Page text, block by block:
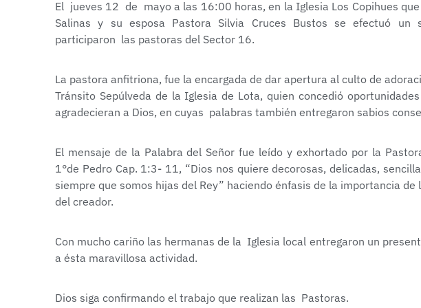
El jueves 12 de mayo a las 16:00 horas, en la Iglesia Los Copihues
Salinas y su esposa Pastora Silvia Cruces Bustos se efectuó un
participaron las pastoras del Sector 16.
La pastora anfitriona, fue la encargada de dar apertura al culto de
Tránsito Sepúlveda de la Iglesia de Lota, quien concedió
agradecieran a Dios, en cuyas palabras también entregaron sabios
El mensaje de la Palabra del Señor fue leído y exhortado por la
1°de Pedro Cap. 1:3- 11, “Dios nos quiere decorosas, delicadas,
siempre que somos hijas del Rey” haciendo énfasis de la importancia
del creador.
Con mucho cariño las hermanas de la Iglesia local entregaron un
a ésta maravillosa actividad.
Dios siga confirmando el trabajo que realizan las Pastoras.